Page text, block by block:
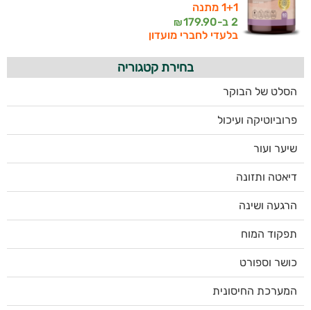
1+1 מתנה
2 ב-
179.90
₪
בלעדי לחברי מועדון
בחירת קטגוריה
הסלט של הבוקר
פרוביוטיקה ועיכול
שיער ועור
דיאטה ותזונה
הרגעה ושינה
תפקוד המוח
כושר וספורט
המערכת החיסונית